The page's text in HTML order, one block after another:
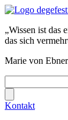
„Wissen ist das
das sich
Marie von
Kontakt